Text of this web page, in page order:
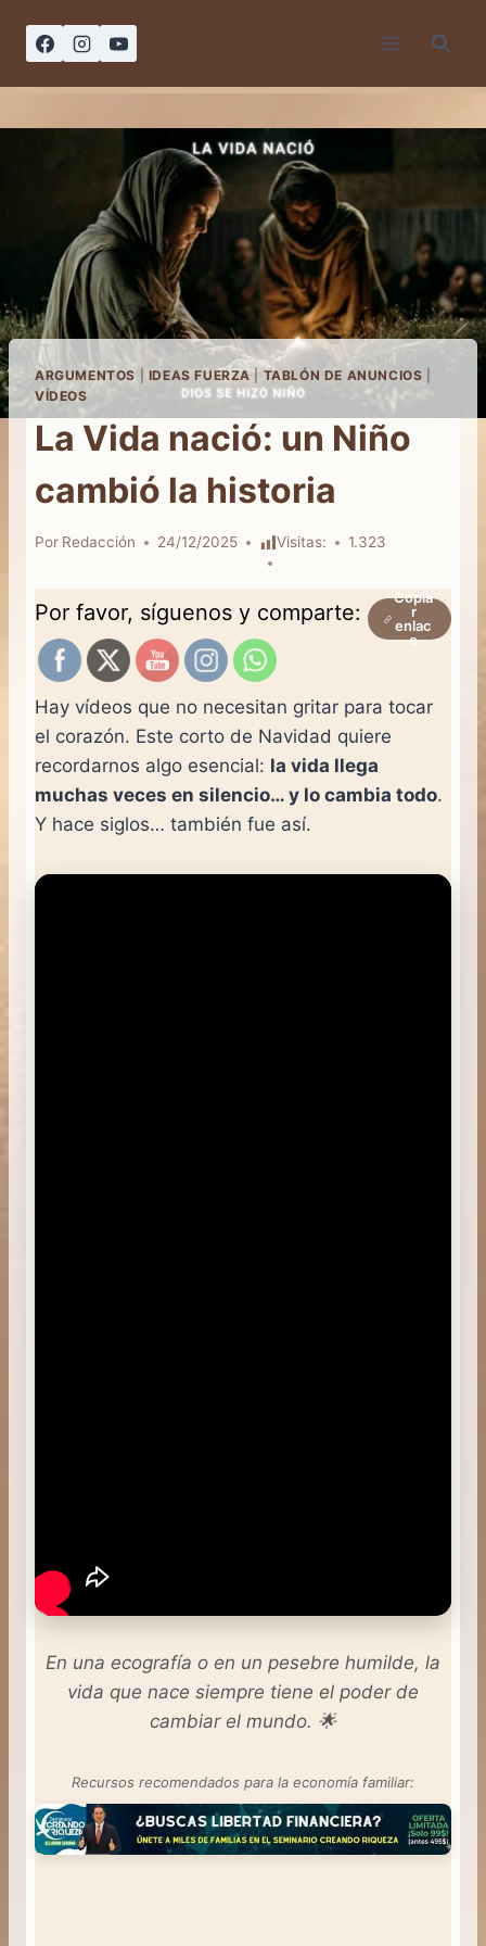
ARGUMENTOS IDEAS FUERZA| TABLÓN DE ANUNCIOS
VÍDEOS
La Vida nació: un Niño
cambió la historia
Por Redacción 24/12/2025 Visitas: 1.323
Por favor, síguenos y comparte:
Copia
r
enlac
e
Hay vídeos que no necesitan gritar para tocar
el corazón. Este corto de Navidad quiere
recordarnos algo esencial: la vida llega
muchas veces en silencio… y lo cambia todo.
Y hace siglos… también fue así.
En una ecografía o en un pesebre humilde, la
vida que nace siempre tiene el poder de
cambiar el mundo. 🌟
Recursos recomendados para la economía familiar: